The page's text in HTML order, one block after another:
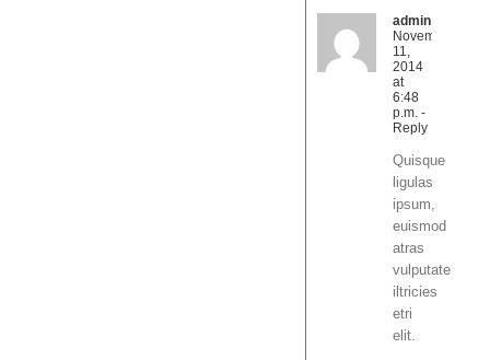
admin
November
11,
2014
at
6:48
p.m. -
Reply
Quisque
ligulas
ipsum,
euismod
atras
vulputate
iltricies
etri
elit.